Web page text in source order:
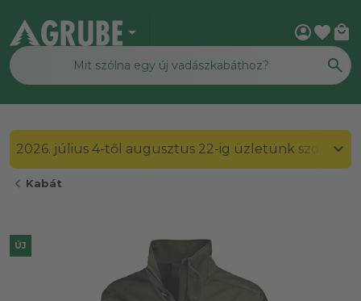
arrow_drop_down account_circlefavorite local_mall
2026. július 4-től augusztus 22-ig üzletünk
chevron_left Kabát
ÚJ